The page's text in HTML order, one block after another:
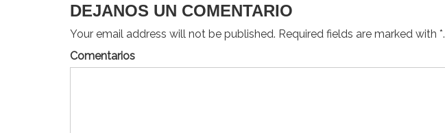
DEJANOS UN COMENTARIO
Your email address will not be published. Required fields are marked with *.
Comentarios